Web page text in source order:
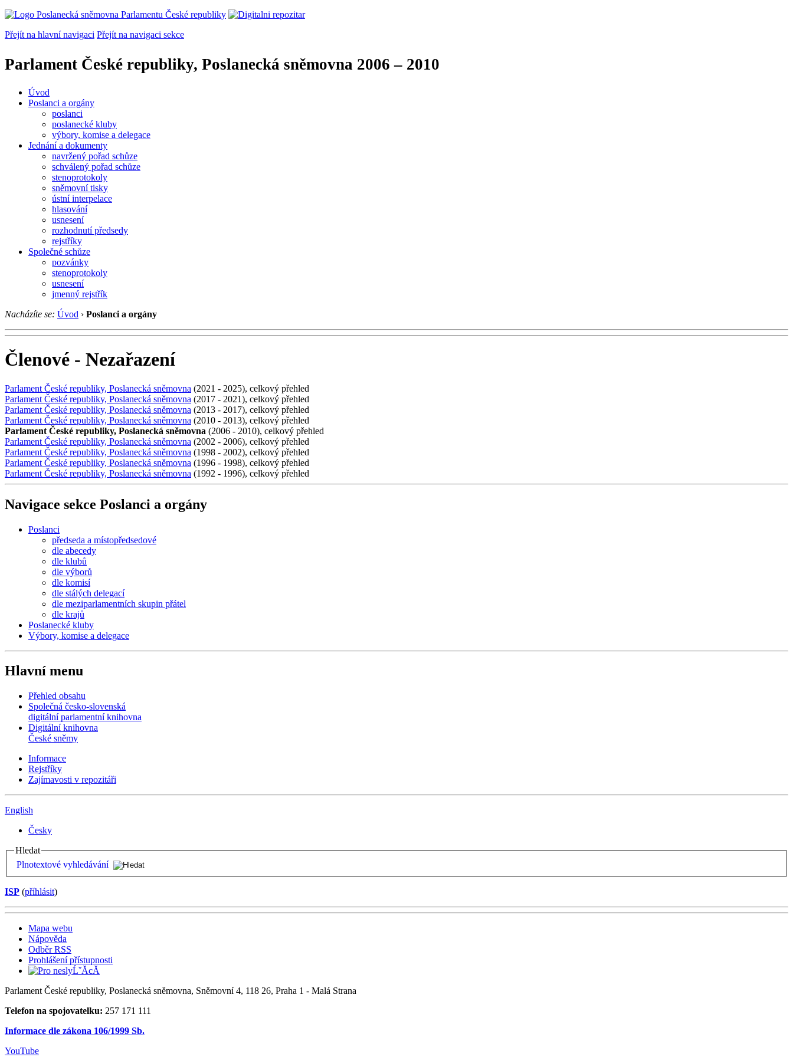
Přejít na hlavní navigaci Přejít na navigaci sekce
Parlament České republiky, Poslanecká sněmovna 2006 – 2010
Úvod
Poslanci a orgány
poslanci
poslanecké kluby
výbory, komise a delegace
Jednání a dokumenty
navržený pořad schůze
schválený pořad schůze
stenoprotokoly
sněmovní tisky
ústní interpelace
hlasování
usnesení
rozhodnutí předsedy
rejstříky
Společné schůze
pozvánky
stenoprotokoly
usnesení
jmenný rejstřík
Nacházíte se: Úvod › Poslanci a orgány
Členové - Nezařazení
Parlament České republiky, Poslanecká sněmovna (2021 - 2025), celkový přehled
Parlament České republiky, Poslanecká sněmovna (2017 - 2021), celkový přehled
Parlament České republiky, Poslanecká sněmovna (2013 - 2017), celkový přehled
Parlament České republiky, Poslanecká sněmovna (2010 - 2013), celkový přehled
Parlament České republiky, Poslanecká sněmovna (2006 - 2010), celkový přehled
Parlament České republiky, Poslanecká sněmovna (2002 - 2006), celkový přehled
Parlament České republiky, Poslanecká sněmovna (1998 - 2002), celkový přehled
Parlament České republiky, Poslanecká sněmovna (1996 - 1998), celkový přehled
Parlament České republiky, Poslanecká sněmovna (1992 - 1996), celkový přehled
Navigace sekce Poslanci a orgány
Poslanci
předseda a místopředsedové
dle abecedy
dle klubů
dle výborů
dle komisí
dle stálých delegací
dle meziparlamentních skupin přátel
dle krajů
Poslanecké kluby
Výbory, komise a delegace
Hlavní menu
Přehled obsahu
Společná česko-slovenská
digitální parlamentní knihovna
Digitální knihovna
České sněmy
Informace
Rejstříky
Zajímavosti v repozitáři
English
Česky
Hledat
Plnotextové vyhledávání
ISP (příhlásit)
Mapa webu
Nápověda
Odběr RSS
Prohlášení přístupnosti
Parlament České republiky, Poslanecká sněmovna, Sněmovní 4, 118 26, Praha 1 - Malá Strana
Telefon na spojovatelku: 257 171 111
Informace dle zákona 106/1999 Sb.
YouTube